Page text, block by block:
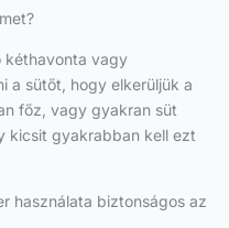
kéthavonta vagy
a sütőt, hogy elkerüljük a
főz, vagy gyakran süt
kicsit gyakrabban kell ezt
használata biztonságos az